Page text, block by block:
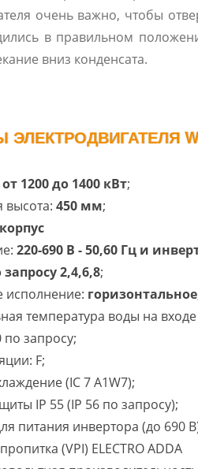
очень важно, чтобы
в правильном
вниз конденсата.
от 1200 до 1400 кВт;
высота: 450 мм;
220-690 В - 50,60 Гц и
запросу 2,4,6,8;
горизонтальное
температура воды на входе
запросу;
F;
(IC 7 A1W7);
IP 55 (IP 56 по запросу);
питания инвертора (до 690
(VPI) ELECTRO ADDA